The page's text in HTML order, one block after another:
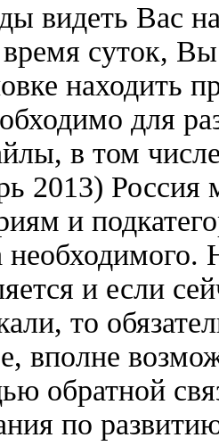
видеть Вас
суток,
находить
для
в том
2013)
и
необходимого.
и если
то
вполне
обратной
по